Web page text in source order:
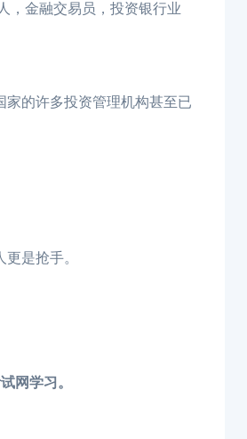
，金融交易员，投资银行业
家的许多投资管理机构甚至已
是抢手。
网学习。